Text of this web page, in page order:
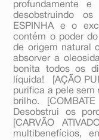
profundamente e
desobstruindo os
ESPINHA e o
contém o poder do
de origem natural
absorver a
bonita todos os
líquida!  [AÇÃO
purifica a pele sem
brilho. 
Desobstrui os
[CARVÃO
multibenefícios,